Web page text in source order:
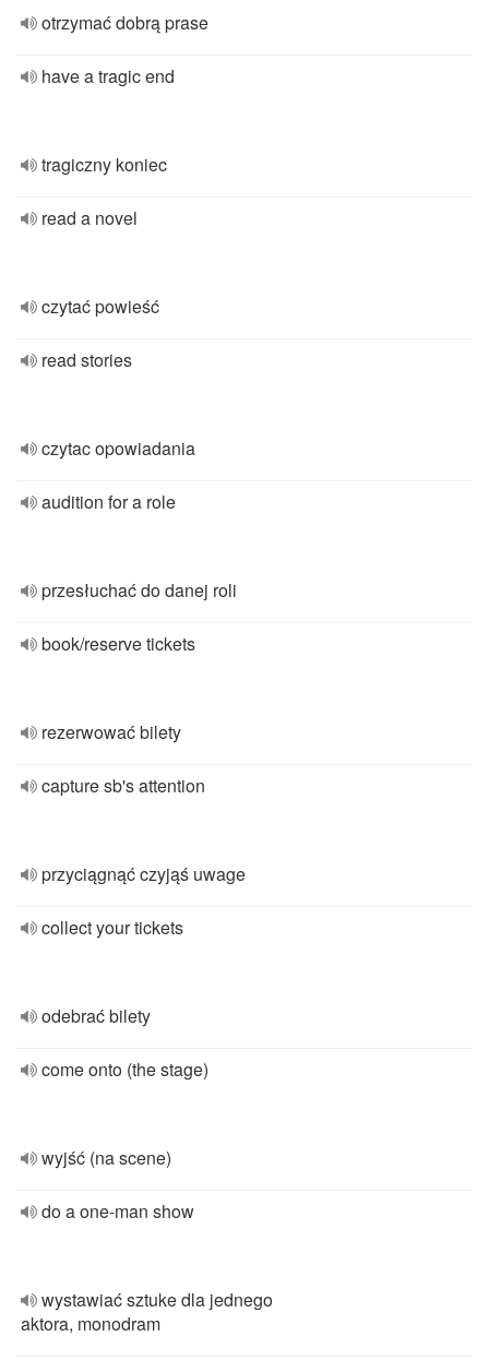
otrzymać dobrą prase
have a tragic end
tragiczny koniec
read a novel
czytać powieść
read stories
czytac opowiadania
audition for a role
przesłuchać do danej roli
book/reserve tickets
rezerwować bilety
capture sb's attention
przyciągnąć czyjąś uwage
collect your tickets
odebrać bilety
come onto (the stage)
wyjść (na scene)
do a one-man show
wystawiać sztuke dla jednego
aktora, monodram